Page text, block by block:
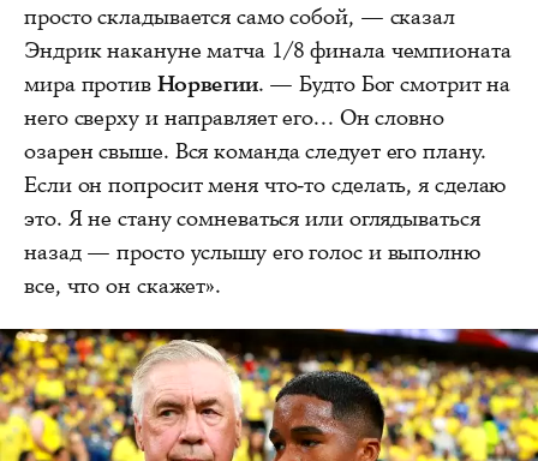
просто складывается само собой, — сказал
Эндрик накануне матча 1/8 финала чемпионата
мира против Норвегии. — Будто Бог смотрит на
него сверху и направляет его... Он словно
озарен свыше. Вся команда следует его плану.
Если он попросит меня что-то сделать, я сделаю
это. Я не стану сомневаться или оглядываться
назад — просто услышу его голос и выполню
все, что он скажет».